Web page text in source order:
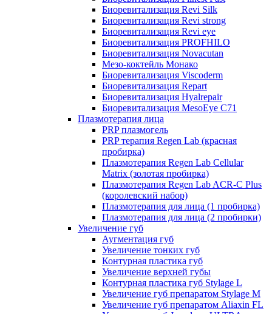
Биоревитализация Revi Silk
Биоревитализация Revi strong
Биоревитализация Revi eye
Биоревитализация PROFHILO
Биоревитализация Novacutan
Мезо-коктейль Монако
Биоревитализация Viscoderm
Биоревитализация Repart
Биоревитализация Hyalrepair
Биоревитализация MesoEye C71
Плазмотерапия лица
PRP плазмогель
PRP терапия Regen Lab (красная
пробирка)
Плазмотерапия Regen Lab Cellular
Matrix (золотая пробирка)
Плазмотерапия Regen Lab ACR-C Plus
(королевский набор)
Плазмотерапия для лица (1 пробирка)
Плазмотерапия для лица (2 пробирки)
Увеличение губ
Аугментация губ
Увеличение тонких губ
Контурная пластика губ
Увеличение верхней губы
Контурная пластика губ Stylage L
Увеличение губ препаратом Stylage M
Увеличение губ препаратом Aliaxin FL